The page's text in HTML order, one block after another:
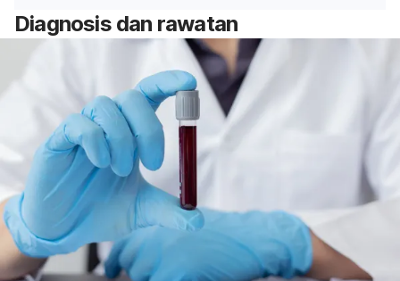
Diagnosis dan rawatan